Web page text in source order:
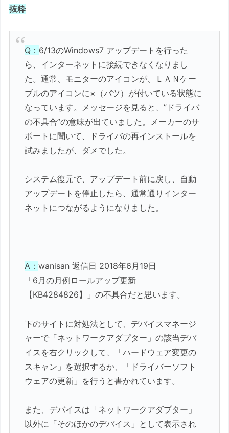
抜粋
Q： 6/13のWindows7 アップデートを行った
ら、インターネットに接続できなくなりまし
た。通常、モニターのアイコンが、ＬＡＮケー
ブルのアイコンに×（バツ）が付いている状態に
なっています。メッセージを見ると、”ドライバ
の不具合”の意味が出ていました。メーカーのサ
ポートに聞いて、ドライバの再インストールを
試みましたが、ダメでした。
システム復元で、アップデート前に戻し、自動
アップデートを停止したら、通常通りインター
ネットにつながるようになりました。
A：wanisan 返信日 2018年6月19日
「6月の月例ロールアップ更新
【KB4284826】」の不具合だと思います。
下のサイトに対処法として、デバイスマネージ
ャーで「ネットワークアダプター」の該当デバ
イスを右クリックして、「ハードウェア変更の
スキャン」を選択するか、「ドライバーソフト
ウェアの更新」を行うと書かれています。
また、デバイスは「ネットワークアダプター」
以外に「そのほかのデバイス」として表示され